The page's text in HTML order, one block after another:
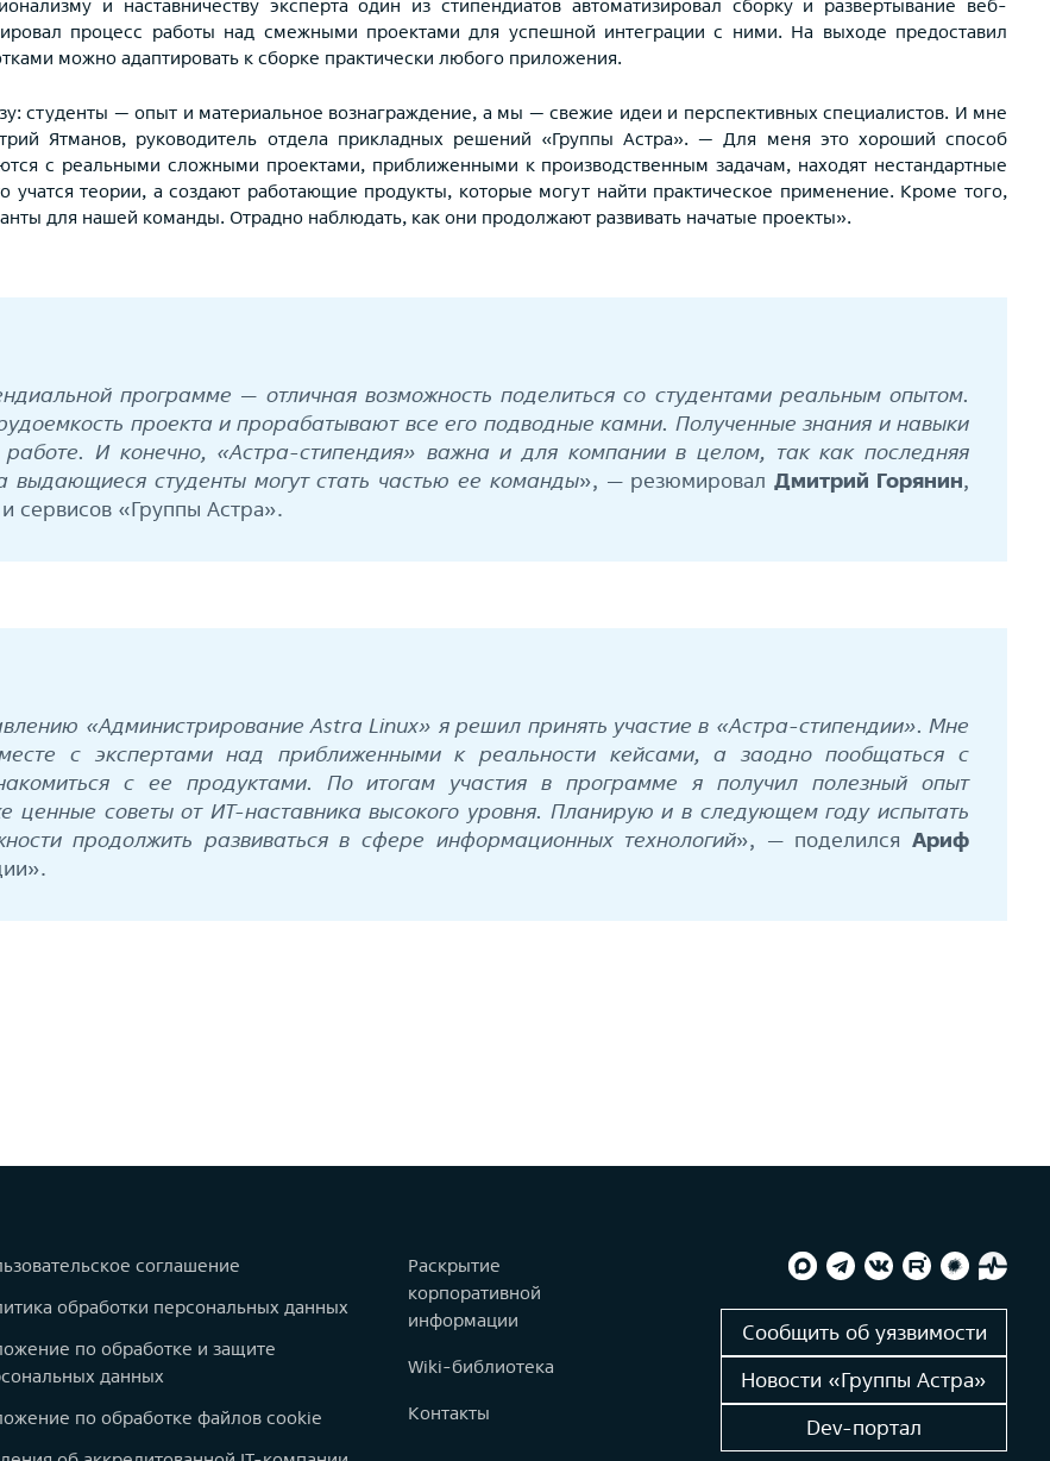
и наставничеству эксперта один из стипендиатов автоматизировал сборку и развертывание веб-
процесс работы над смежными проектами для успешной интеграции с ними. На выходе предоставил
можно адаптировать к сборке практически любого приложения.
студенты — опыт и материальное вознаграждение, а мы — свежие идеи и перспективных специалистов. И мне
Ятманов, руководитель отдела прикладных решений «Группы Астра». — Для меня это хороший способ
с реальными сложными проектами, приближенными к производственным задачам, находят нестандартные
теории, а создают работающие продукты, которые могут найти практическое применение. Кроме того,
для нашей команды. Отрадно наблюдать, как они продолжают развивать начатые проекты».
программе — отличная возможность поделиться со студентами реальным опытом.
проекта и прорабатывают все его подводные камни. Полученные знания и навыки
И конечно, «Астра-стипендия» важна и для компании в целом, так как последняя
выдающиеся студенты могут стать частью ее команды», — резюмировал Дмитрий Горянин
сервисов «Группы Астра».
«Администрирование Astra Linux» я решил принять участие в «Астра-стипендии». Мне
с экспертами над приближенными к реальности кейсами, а заодно пообщаться с
с ее продуктами. По итогам участия в программе я получил полезный опыт
ценные советы от ИТ-наставника высокого уровня. Планирую и в следующем году испытать
продолжить развиваться в сфере информационных технологий», — поделился Ариф
соглашение
обработки персональных данных
по обработке и защите
данных
по обработке файлов cookie
Раскрытие
корпоративной
информации
Wiki-библиотека
Контакты
Сообщить об уязвимости
Новости «Группы Астра»
Dev-портал